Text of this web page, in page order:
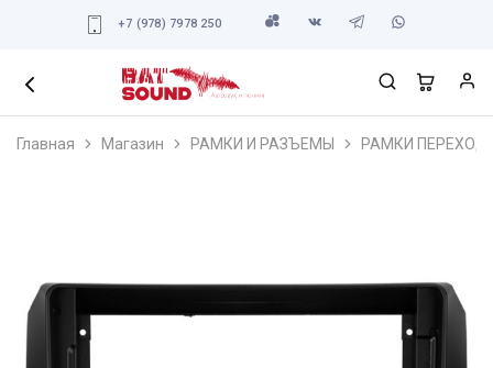
+7 (978) 7978 250
Главная Магазин РАМКИ И РАЗЪЕМЫ РАМКИ